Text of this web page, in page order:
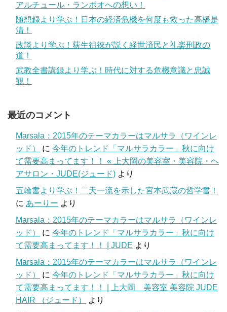
アルチュール・ランボオへの想い！
随想録より学ぶ！日本の経済危機を何度も救った高橋是
清！
政談より学ぶ！荻生徂徠が説く経世済民と礼楽刑政の
道！
武教全書講録より学ぶ！時代に対する危機意識と忠誠
観！
最近のコメント
Marsala：2015年のテーマカラーはマルサラ（ワインレ
ッド）
に 今年のトレンド「マルサラカラー」秋に向け
て需要高まってます！！ « 上大岡の美容室・美容院・ヘ
アサロン・JUDE(ジュード) より
五輪書より学ぶ！二天一流を示した宮本武蔵の哲学書！
に あーりー より
Marsala：2015年のテーマカラーはマルサラ（ワインレ
ッド）
に 今年のトレンド「マルサラカラー」秋に向け
て需要高まってます！！ | JUDE より
Marsala：2015年のテーマカラーはマルサラ（ワインレ
ッド）
に 今年のトレンド「マルサラカラー」秋に向け
て需要高まってます！！ | 上大岡 美容室 美容院 JUDE
HAIR （ジュード）
より